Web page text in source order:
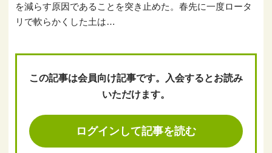
を減らす原因であることを突き止めた。春先に一度ロータ
リで軟らかくした土は…
この記事は会員向け記事です。入会するとお読み
いただけます。
ログインして記事を読む